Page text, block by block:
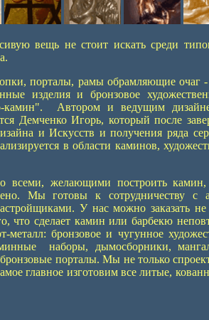
вещь не стоит искать среди
порталы, рамы обрамляющие очаг -
изделия и бронзовое
камин". Автором и ведущим
Демченко Игорь, который после
и Искусств и получения ряда
в области каминов,
всеми, желающими построить
Мы готовы к сотрудничеству с
У нас можно заказать не
что сделает камин или барбекю
металл: бронзовое и чугунное
наборы, дымосборники,
порталы. Мы не только
главное изготовим все литые,